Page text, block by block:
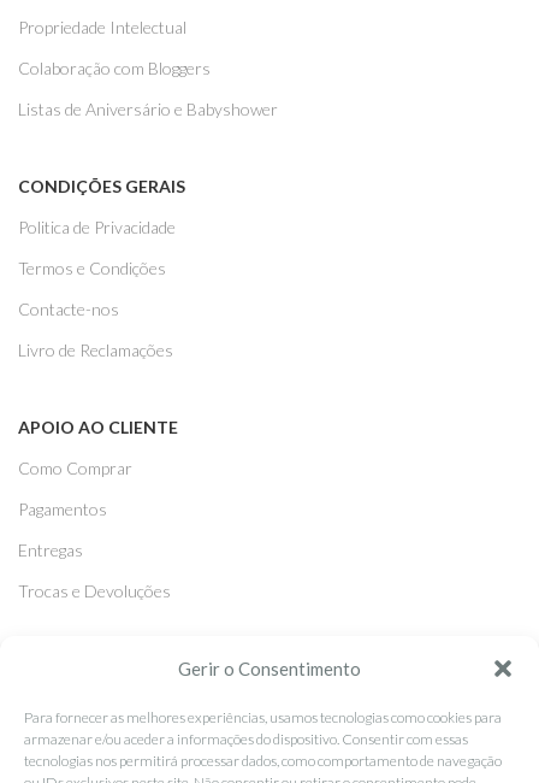
Gerir o Consentimento
Para fornecer as melhores experiências, usamos tecnologias como cookies para
armazenar e/ou aceder a informações do dispositivo. Consentir com essas
tecnologias nos permitirá processar dados, como comportamento de navegação
Propriedade Intelectual
Colaboração com Bloggers
Listas de Aniversário e Babyshower
CONDIÇÕES GERAIS
Politica de Privacidade
Termos e Condições
Contacte-nos
Livro de Reclamações
APOIO AO CLIENTE
Como Comprar
Pagamentos
Entregas
Trocas e Devoluções
Facebook
Instagram